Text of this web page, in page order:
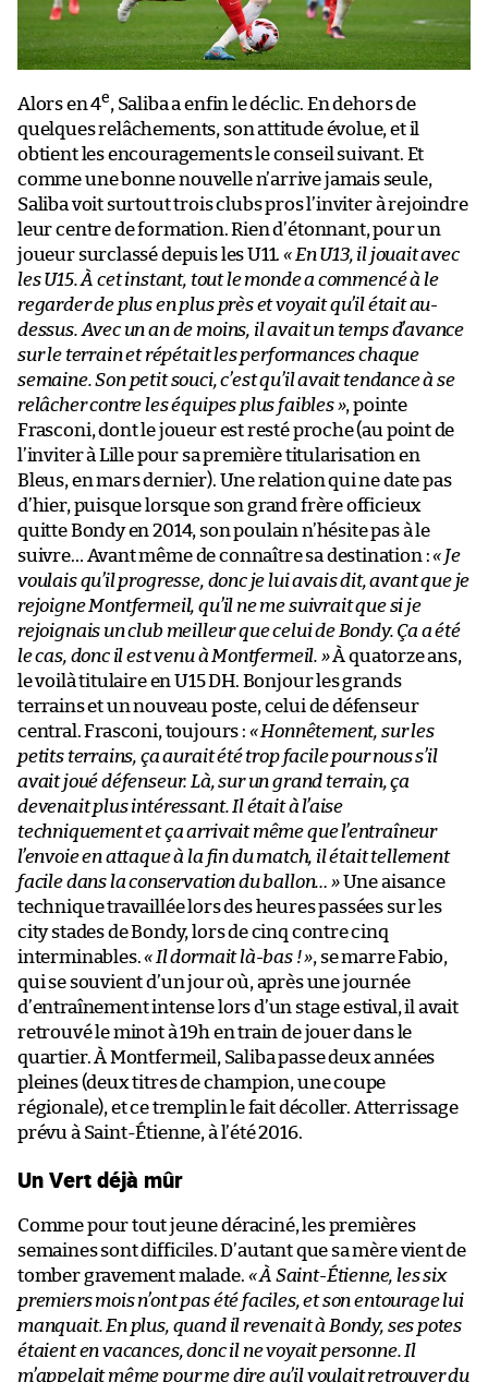
Alors en 4e, Saliba a enfin le déclic. En dehors de
quelques relâchements, son attitude évolue, et il
obtient les encouragements le conseil suivant. Et
comme une bonne nouvelle n’arrive jamais seule,
Saliba voit surtout trois clubs pros l’inviter à rejoindre
leur centre de formation. Rien d’étonnant, pour un
joueur surclassé depuis les U11.« En U13, il jouait avec
les U15. À cet instant, tout le monde a commencé à le
regarder de plus en plus près et voyait qu’il était au-
dessus. Avec un an de moins, il avait un temps d’avance
sur le terrain et répétait les performances chaque
semaine. Son petit souci, c’est qu’il avait tendance à se
relâcher contre les équipes plus faibles », pointe
Frasconi, dont le joueur est resté proche (au point de
l’inviter à Lille pour sa première titularisation en
Bleus, en mars dernier). Une relation qui ne date pas
d’hier, puisque lorsque son grand frère officieux
quitte Bondy en 2014, son poulain n’hésite pas à le
suivre… Avant même de connaître sa destination :« Je
voulais qu’il progresse, donc je lui avais dit, avant que je
rejoigne Montfermeil, qu’il ne me suivrait que si je
rejoignais un club meilleur que celui de Bondy. Ça a été
le cas, donc il est venu à Montfermeil. »À quatorze ans,
le voilà titulaire en U15 DH. Bonjour les grands
terrains et un nouveau poste, celui de défenseur
central. Frasconi, toujours : « Honnêtement, sur les
petits terrains, ça aurait été trop facile pour nous s’il
avait joué défenseur. Là, sur un grand terrain, ça
devenait plus intéressant. Il était à l’aise
techniquement et ça arrivait même que l’entraîneur
l’envoie en attaque à la fin du match, il était tellement
facile dans la conservation du ballon… »Une aisance
technique travaillée lors des heures passées sur les
city stades de Bondy, lors de cinq contre cinq
interminables.« Il dormait là-bas ! », se marre Fabio,
qui se souvient d’un jour où, après une journée
d’entraînement intense lors d’un stage estival, il avait
retrouvé le minot à 19h en train de jouer dans le
quartier. À Montfermeil, Saliba passe deux années
pleines (deux titres de champion, une coupe
régionale), et ce tremplin le fait décoller. Atterrissage
prévu à Saint-Étienne, à l’été 2016.
Un Vert déjà mûr
Comme pour tout jeune déraciné, les premières
semaines sont difficiles. D’autant que sa mère vient de
tomber gravement malade. « À Saint-Étienne, les six
premiers mois n’ont pas été faciles, et son entourage lui
manquait. En plus, quand il revenait à Bondy, ses potes
étaient en vacances, donc il ne voyait personne. Il
m’appelait même pour me dire qu’il voulait retrouver du